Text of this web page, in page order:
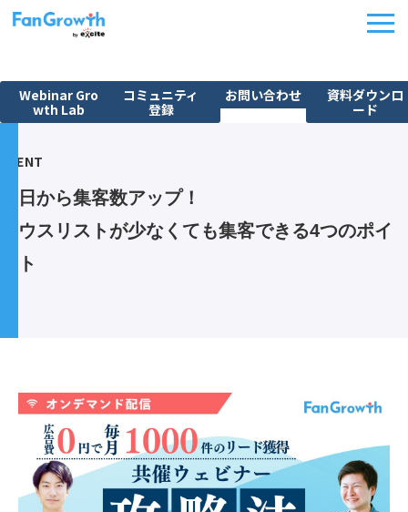
Webinar Gro
wth Lab
コミュニティ
登録
お問い合わせ
資料ダウンロ
ード
課題から探す
施策別活用シーン
EVENT
明日から集客数アップ！
ハウスリストが少なくても集客できる4つのポイ
ント